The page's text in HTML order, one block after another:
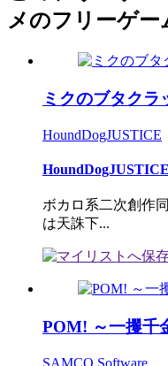
メのフリーゲー
ミクのブタクラ
HoundDogJUSTICE
HoundDogJUSTICE
ボカロ系二次創作
は天誅下...
POM! ～一攫千
SAMCO Software